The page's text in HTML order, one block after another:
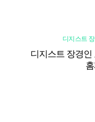
디지스트
디지스트 장경인